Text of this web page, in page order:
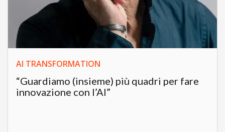
AI TRANSFORMATION
“Guardiamo (insieme) più quadri per fare
innovazione con l’AI”